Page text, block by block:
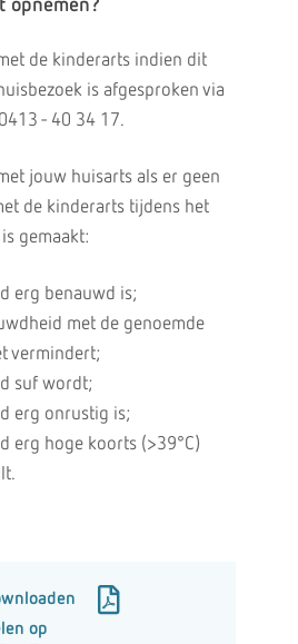
opnemen?
de kinderarts indien dit
is afgesproken via
- 40 34 17.
jouw huisarts als er geen
de kinderarts tijdens het
gemaakt:
erg benauwd is;
met de genoemde
vermindert;
suf wordt;
erg onrustig is;
erg hoge koorts (>39°C)
op